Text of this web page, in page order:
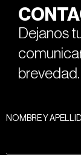
Dejanos
brevedad.
NOMBRE Y